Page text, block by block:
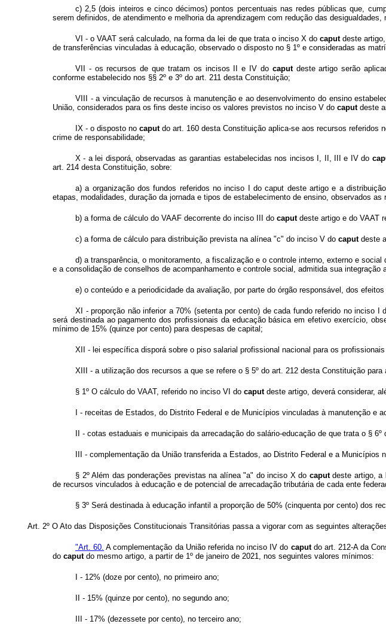
c) 2,5 (dois inteiros e cinco décimos) pontos percentuais nas redes públicas que,
serem definidos, de atendimento e melhoria da aprendizagem com redução das
VI - o VAAT será calculado, na forma da lei de que trata o inciso X do caputdeste
de transferências vinculadas à educação, observado o disposto no § 1º e consideradas as
VII - os recursos de que tratam os incisos II e IV do caputdeste artigo serão
conforme estabelecido nos §§ 2º e 3º do art. 211 desta Constituição;
VIII - a vinculação de recursos à manutenção e ao desenvolvimento do ensino
União, considerados para os fins deste inciso os valores previstos no inciso V do caputdeste
IX - o disposto no caputdo art. 160 desta Constituição aplica-se aos recursos referidos
crime de responsabilidade;
X - a lei disporá, observadas as garantias estabelecidas nos incisos I, II, III e IV do
art. 214 desta Constituição, sobre:
a) a organização dos fundos referidos no inciso I do caput deste artigo e a
etapas, modalidades, duração da jornada e tipos de estabelecimento de ensino, observados
b) a forma de cálculo do VAAF decorrente do inciso III do caputdeste artigo e do VAAT
c) a forma de cálculo para distribuição prevista na alínea "c" do inciso V do caputdeste
d) a transparência, o monitoramento, a fiscalização e o controle interno, externo e
e a consolidação de conselhos de acompanhamento e controle social, admitida sua integração
e) o conteúdo e a periodicidade da avaliação, por parte do órgão responsável, dos
XI - proporção não inferior a 70% (setenta por cento) de cada fundo referido no inciso I
será destinada ao pagamento dos profissionais da educação básica em efetivo exercício,
mínimo de 15% (quinze por cento) para despesas de capital;
XII - lei específica disporá sobre o piso salarial profissional nacional para os
XIII - a utilização dos recursos a que se refere o § 5º do art. 212 desta Constituição
§ 1º O cálculo do VAAT, referido no inciso VI do caputdeste artigo, deverá considerar,
I - receitas de Estados, do Distrito Federal e de Municípios vinculadas à manutenção
II - cotas estaduais e municipais da arrecadação do salário-educação de que trata o §
III - complementação da União transferida a Estados, ao Distrito Federal e a
§ 2º Além das ponderações previstas na alínea "a" do inciso X do caputdeste artigo, a
de recursos vinculados à educação e de potencial de arrecadação tributária de cada ente
§ 3º Será destinada à educação infantil a proporção de 50% (cinquenta por cento) dos
Art. 2º O Ato das Disposições Constitucionais Transitórias passa a vigorar com as seguintes
"Art. 60. A complementação da União referida no inciso IV do caputdo art. 212-A da
do caputdo mesmo artigo, a partir de 1º de janeiro de 2021, nos seguintes valores mínimos:
I - 12% (doze por cento), no primeiro ano;
II - 15% (quinze por cento), no segundo ano;
III - 17% (dezessete por cento), no terceiro ano;